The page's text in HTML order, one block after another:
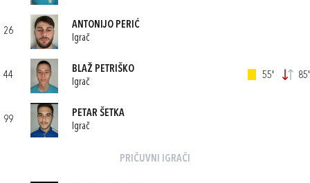
26
ANTONIJO PERIĆ
Igrač
44
BLAŽ PETRIŠKO
Igrač
55' 85'
99
PETAR ŠETKA
Igrač
PRIČUVNI IGRAČI